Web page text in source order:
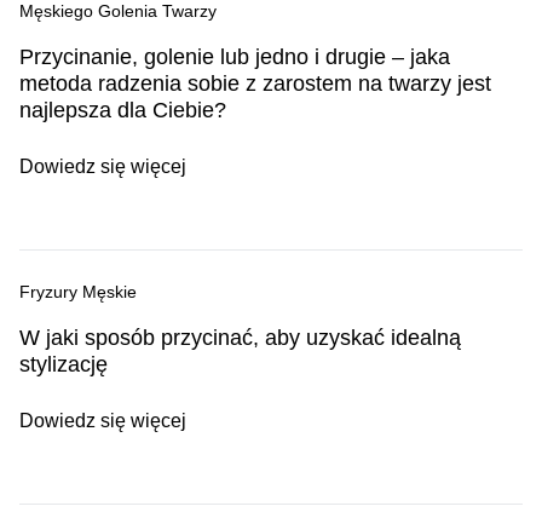
Męskiego Golenia Twarzy
Przycinanie, golenie lub jedno i drugie – jaka
metoda radzenia sobie z zarostem na twarzy jest
najlepsza dla Ciebie?
Dowiedz się więcej
Fryzury Męskie
W jaki sposób przycinać, aby uzyskać idealną
stylizację
Dowiedz się więcej